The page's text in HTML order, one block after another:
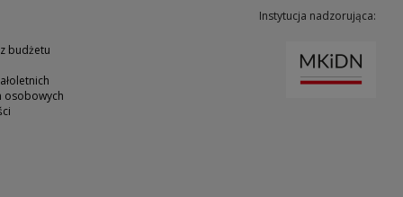
budżetu
osobowych
Instytucja nadzorująca: